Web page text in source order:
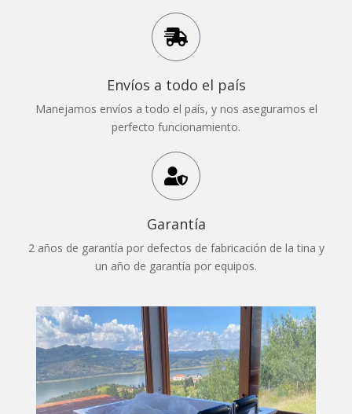
Envíos a todo el país
Manejamos envíos a todo el país, y nos aseguramos el
perfecto funcionamiento.
Garantía
2 años de garantía por defectos de fabricación de la tina y
un año de garantía por equipos.